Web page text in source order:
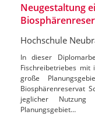
Neugestaltung
Hochschule
In dieser
Fischreibetriebes mit
große
Biosphärenreservat
jeglicher
Planungsgebiet…